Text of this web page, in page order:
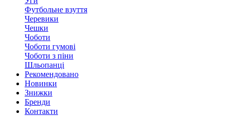
Футбольне взуття
Черевики
Чешки
Чоботи
Чоботи гумові
Чоботи з піни
Шльопанці
Рекомендовано
Новинки
Знижки
Бренди
Контакти